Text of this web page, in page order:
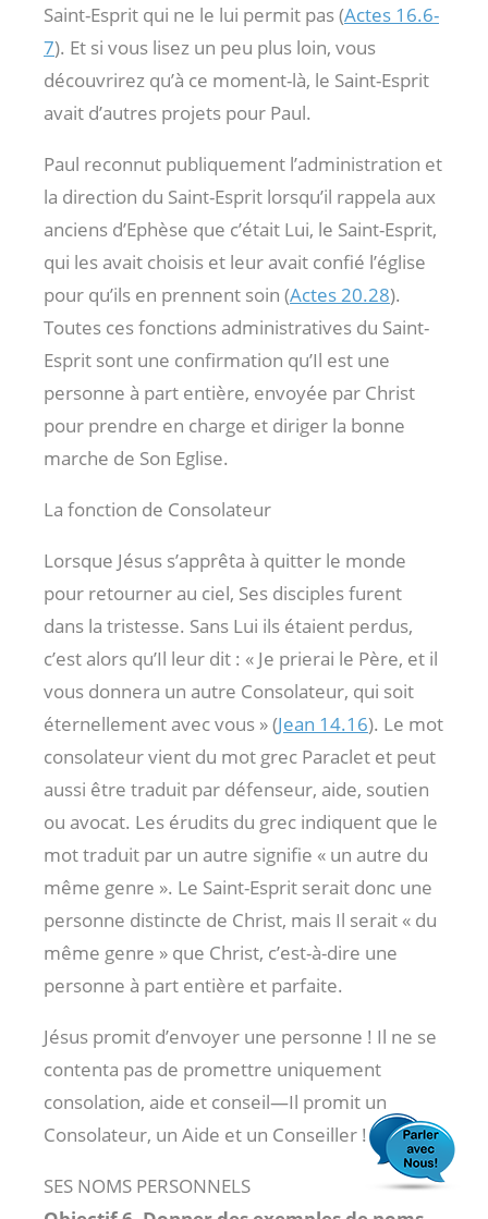
Saint-Esprit qui ne le lui permit pas (Actes 16.6-
7). Et si vous lisez un peu plus loin, vous
découvrirez qu’à ce moment-là, le Saint-Esprit
avait d’autres projets pour Paul.
Paul reconnut publiquement l’administration et
la direction du Saint-Esprit lorsqu’il rappela aux
anciens d’Ephèse que c’était Lui, le Saint-Esprit,
qui les avait choisis et leur avait confié l’église
pour qu’ils en prennent soin (Actes 20.28).
Toutes ces fonctions administratives du Saint-
Esprit sont une confirmation qu’Il est une
personne à part entière, envoyée par Christ
pour prendre en charge et diriger la bonne
marche de Son Eglise.
La fonction de Consolateur
Lorsque Jésus s’apprêta à quitter le monde
pour retourner au ciel, Ses disciples furent
dans la tristesse. Sans Lui ils étaient perdus,
c’est alors qu’Il leur dit : « Je prierai le Père, et il
vous donnera un autre Consolateur, qui soit
éternellement avec vous » (Jean 14.16). Le mot
consolateur vient du mot grec Paraclet et peut
aussi être traduit par défenseur, aide, soutien
ou avocat. Les érudits du grec indiquent que le
mot traduit par un autre signifie « un autre du
même genre ». Le Saint-Esprit serait donc une
personne distincte de Christ, mais Il serait « du
même genre » que Christ, c’est-à-dire une
personne à part entière et parfaite.
Jésus promit d’envoyer une personne ! Il ne se
contenta pas de promettre uniquement
consolation, aide et conseil—Il promit un
Consolateur, un Aide et un Conseiller !
SES NOMS PERSONNELS